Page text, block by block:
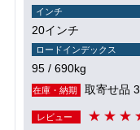
インチ
20インチ
ロードインデックス
95 / 690kg
在庫・納期 取寄せ品
レビュー